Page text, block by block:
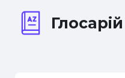
Глосарій